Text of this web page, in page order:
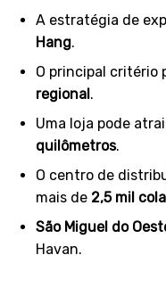
A estratégia de
Hang.
O principal critério
regional.
Uma loja pode
quilômetros.
O centro de
mais de 2,5 mil
São Miguel do
Havan.